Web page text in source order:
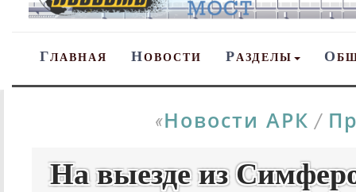
ГЛАВНАЯ НОВОСТИ РАЗДЕЛЫ О
«Новости АРК /
На выезде из